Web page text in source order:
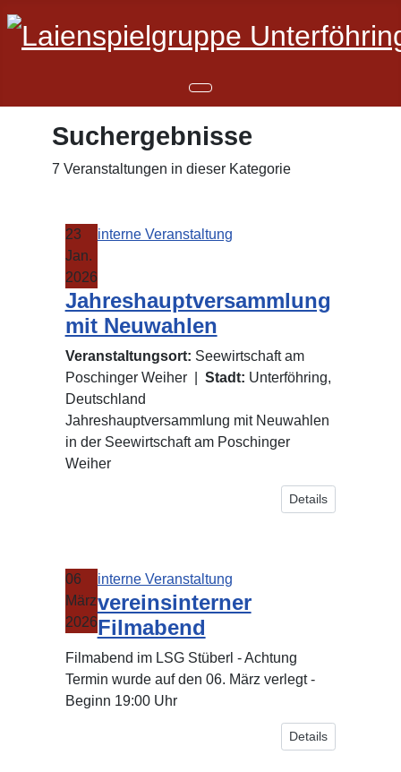
Suchergebnisse
7 Veranstaltungen in dieser Kategorie
23
Jan.
2026
interne Veranstaltung
Jahreshauptversammlung
mit Neuwahlen
Veranstaltungsort: Seewirtschaft am
Poschinger Weiher
Stadt: Unterföhring,
Deutschland
Jahreshauptversammlung mit Neuwahlen
in der Seewirtschaft am Poschinger
Weiher
Details
06
März
2026
interne Veranstaltung
vereinsinterner
Filmabend
Filmabend im LSG Stüberl - Achtung
Termin wurde auf den 06. März verlegt -
Beginn 19:00 Uhr
Details